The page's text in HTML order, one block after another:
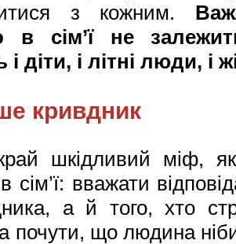
з кожним.
в сім’ї не
діти, і літні люди, і
кривдник
шкідливий міф,
сім’ї: вважати
а й того, хто
почути, що людина